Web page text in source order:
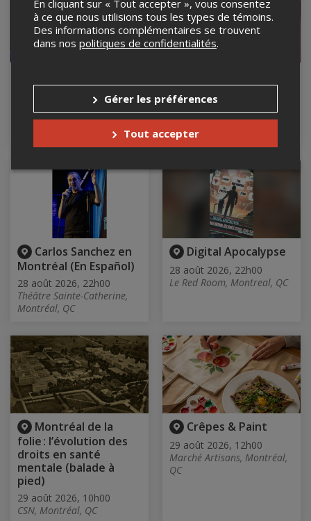
28 août 2026, 21h30
Club Balattou, Montréal, QC
w/ HEXX b2b
OTSUKARE
28 août 2026, 22h00
Le Belmont, Montreal, QC
Carlos Sanchez en
Montréal (En Español)
28 août 2026, 22h00
Théâtre Sainte-Catherine,
Montréal, QC
Digital Apocalypse
28 août 2026, 22h00
Le Red Room, Montreal, QC
Montréal de la
folie : l’évolution des
droits en santé
mentale (balade à
pied)
29 août 2026, 10h00
CSN, Montréal, QC
Crêpes & Paint
29 août 2026, 12h00
Marché Artisans, Montréal,
QC
En cliquant sur « Tout accepter », vous consentez
à ce que nous utilisions tous les types de témoins.
Des informations complémentaires se trouvent
dans nos politiques de confidentialités.
Gérer les préférences
Tout accepter